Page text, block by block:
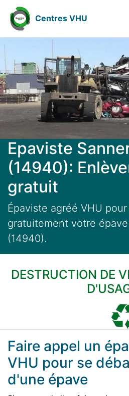
Centres VHU
Epaviste
(14940):
gratuit
Épaviste agréé VHU
gratuitement votre
(14940).
DESTRUCTION DE
Faire appel un
VHU pour se
d'une épave